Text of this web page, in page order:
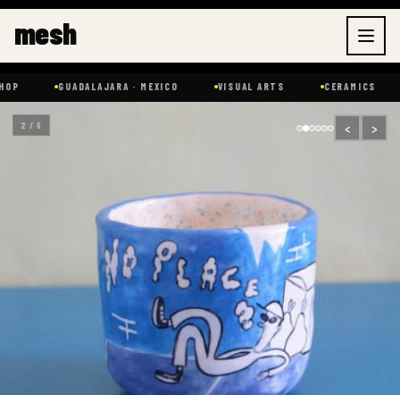
Skip
mesh
GUADALAJARA · MEXICO VISUAL ARTS CERAMICS
2 / 6 ‹ ›